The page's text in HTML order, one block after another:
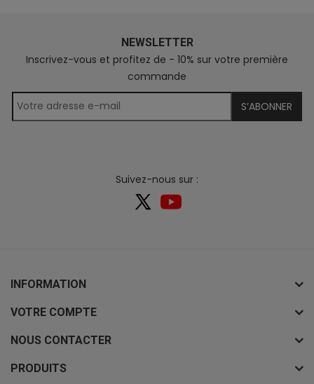
NEWSLETTER
Inscrivez-vous et profitez de - 10% sur votre première
commande
S’ABONNER
Suivez-nous sur :
INFORMATION
VOTRE COMPTE
NOUS CONTACTER
PRODUITS